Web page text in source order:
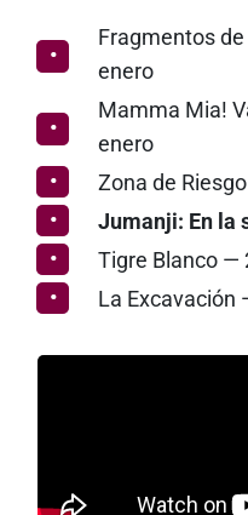
Fragmentos
enero
Mamma Mia!
enero
Zona de
Jumanji: En la
Tigre Blanco —
La Excavación